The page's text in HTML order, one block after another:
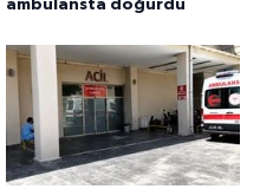
ambulansta doğurdu